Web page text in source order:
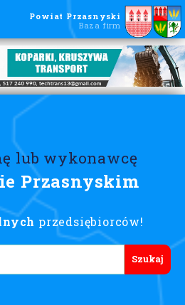
Powiat Przasnyski
Baza firm
lub wykonawcę
Przasnyskim
przedsiębiorców!